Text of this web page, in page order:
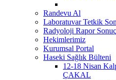
Randevu Al
Laboratuvar Tetkik
Radyoloji Rapor
Hekimlerimiz
Kurumsal Portal
Haseki Sağlık Bülteni
12-18 Nisan
ÇAKAL